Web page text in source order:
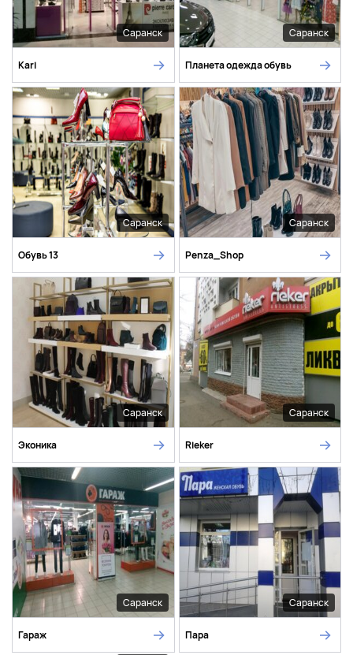
Саранск
Kari
Саранск
Планета одежда обувь
Саранск
Обувь 13
Саранск
Penza_Shop
Саранск
Эконика
Саранск
Rieker
Саранск
Гараж
Саранск
Пара